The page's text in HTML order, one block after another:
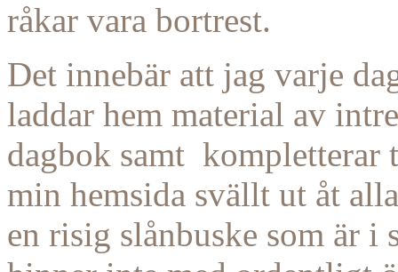
råkar vara bortrest.
Det innebär att jag varje
laddar hem material av
dagbok samt kompletterar
min hemsida svällt ut åt
en risig slånbuske som är